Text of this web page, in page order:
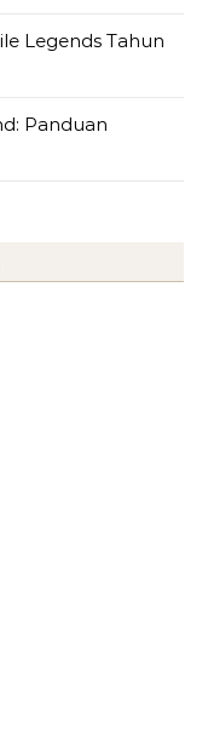
Legends Tahun
Panduan